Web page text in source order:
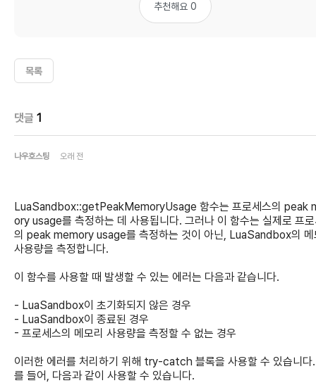
추천해요 0
목록
댓글 1
나우호스팅 오래 전
LuaSandbox::getPeakMemoryUsage 함수는 프로세스의 peak
ory usage를 측정하는 데 사용됩니다. 그러나 이 함수는 실제로 프
의 peak memory usage를 측정하는 것이 아닌, LuaSandbox의 메
사용량을 측정합니다.
이 함수를 사용할 때 발생할 수 있는 에러는 다음과 같습니다.
- LuaSandbox이 초기화되지 않은 경우
- LuaSandbox이 종료된 경우
- 프로세스의 메모리 사용량을 측정할 수 없는 경우
이러한 에러를 처리하기 위해 try-catch 블록을 사용할 수 있습니다
를 들어, 다음과 같이 사용할 수 있습니다.